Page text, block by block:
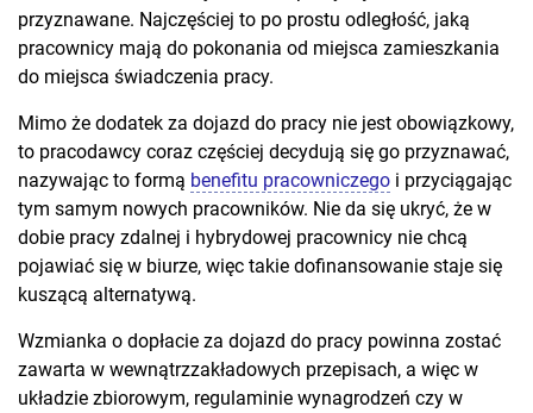
przyznawane. Najczęściej to po prostu odległość, jaką
pracownicy mają do pokonania od miejsca zamieszkania
do miejsca świadczenia pracy.
Mimo że dodatek za dojazd do pracy nie jest obowiązkowy,
to pracodawcy coraz częściej decydują się go przyznawać,
nazywając to formą benefitu pracowniczego i przyciągając
tym samym nowych pracowników. Nie da się ukryć, że w
dobie pracy zdalnej i hybrydowej pracownicy nie chcą
pojawiać się w biurze, więc takie dofinansowanie staje się
kuszącą alternatywą.
Wzmianka o dopłacie za dojazd do pracy powinna zostać
zawarta w wewnątrzzakładowych przepisach, a więc w
układzie zbiorowym, regulaminie wynagrodzeń czy w